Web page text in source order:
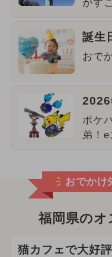
がす
誕生
おで
2026
ポケ
弟！e
おでかけ
福岡県の
猫カフェで大好